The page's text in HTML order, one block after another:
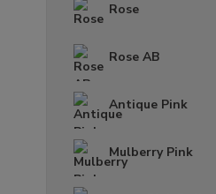
Rose
Rose AB
Antique Pink
Mulberry Pink